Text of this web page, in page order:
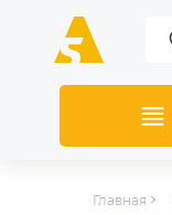
Главная